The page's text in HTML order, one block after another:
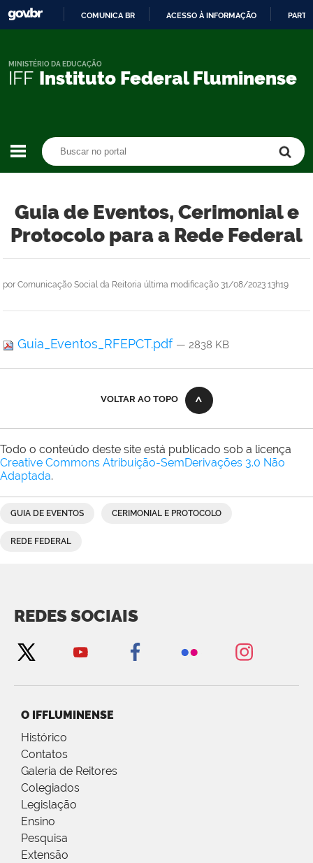
CONTEÚDO
COMUNICA BR ACESSO À INFORMAÇÃO
IFF Instituto Federal Fluminense
MINISTÉRIO DA EDUCAÇÃO
Guia de Eventos, Cerimonial e
Protocolo para a Rede Federal
por Comunicação Social da Reitoria última modificação 31/08/2023 13h19
Guia_Eventos_RFEPCT.pdf — 2838 KB
VOLTAR AO TOPO
Todo o conteúdo deste site está publicado sob a licença
Creative Commons Atribuição-SemDerivações 3.0 Não
Adaptada.
GUIA DE EVENTOS CERIMONIAL E PROTOCOLO
REDE FEDERAL
REDES SOCIAIS
O IFFLUMINENSE
Histórico
Contatos
Galeria de Reitores
Colegiados
Legislação
Ensino
Pesquisa
Extensão